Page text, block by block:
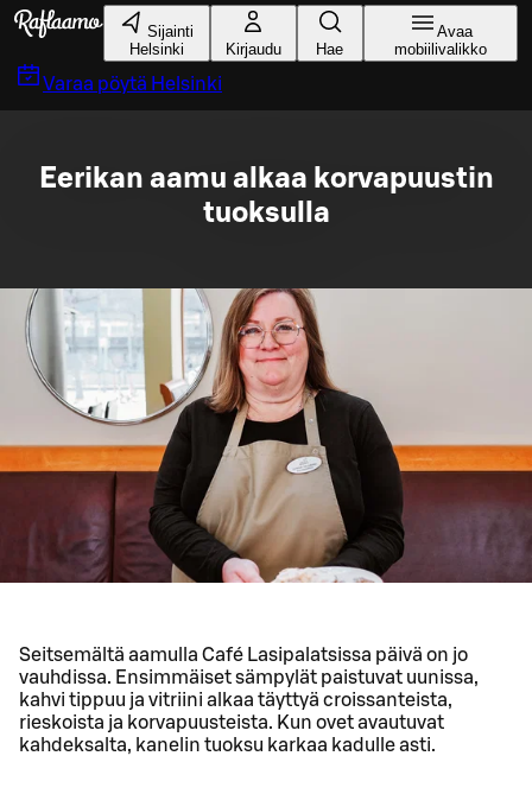
Siirry pääsisältöön
Sijainti
Helsinki
Kirjaudu Hae
Avaa
mobiilivalikko
Varaa pöytä Helsinki
Eerikan aamu alkaa korvapuustin
tuoksulla
Seitsemältä aamulla Café Lasipalatsissa päivä on jo
vauhdissa. Ensimmäiset sämpylät paistuvat uunissa,
kahvi tippuu ja vitriini alkaa täyttyä croissanteista,
rieskoista ja korvapuusteista. Kun ovet avautuvat
kahdeksalta, kanelin tuoksu karkaa kadulle asti.